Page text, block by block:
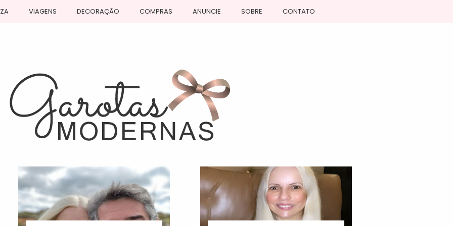
VIAGENS DECORAÇÃO COMPRAS ANUNCIE SOBRE CONTATO